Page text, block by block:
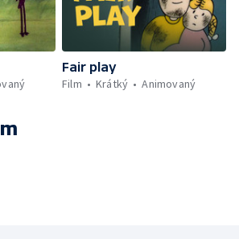
Fair play
Film
Krátký Animovaný